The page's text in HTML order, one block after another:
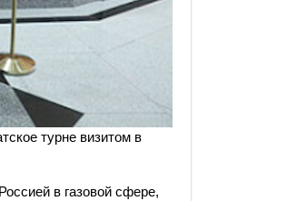
турне визитом в
в газовой сфере,